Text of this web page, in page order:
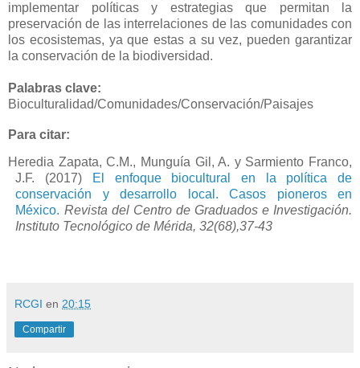
implementar políticas y estrategias que permitan la
preservación de las interrelaciones de las comunidades con
los ecosistemas, ya que estas a su vez, pueden garantizar
la conservación de la biodiversidad.
Palabras clave:
Bioculturalidad/Comunidades/Conservación/Paisajes
Para citar:
Heredia Zapata, C.M., Munguía Gil, A. y Sarmiento Franco,
J.F. (2017)
El enfoque biocultural en la política de
conservación y desarrollo local. Casos pioneros en
México. Revista del Centro de Graduados e Investigación.
Instituto Tecnológico de Mérida, 32(68),37-43
RCGI en 20:15
Compartir